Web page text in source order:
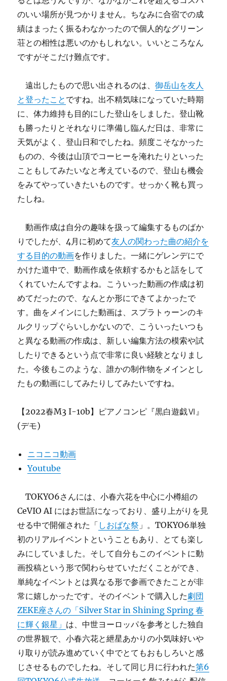
のいい場所が見つかりません。ちなみに合宿での成
績はまったく振るわなかったので個人的なグリーン
荘との相性は悪いのかもしれない。いいところなん
ですがそこだけ難点です。
遠出したもので思い出されるのは、御岳山を友人
と登ったこと ですね。出不精気味になっていた時期
に、体力維持も目的にした登山をしました。登山靴
も勝ったりとそれなりに準備し臨んだ日は、非常に
天気がよく、登山日和でしたね。頻度こそなかった
ものの、今後は山頂でコーヒーを淹れたりといった
こともしてみたいなと考えているので、登山も機会
をみてやっていきたいものです。せっかく靴も買っ
たしね。
動画作成は自分の趣味を扱って編集するものばか
りでしたが、4月に初めて友人の関わった曲の紹介を
する目的の動画を作りました。一緒にゲレンデにで
かけた道中で、動画作成を依頼するかもと話をして
くれていたんですよね。こういった動画の作成は初
めてだったので、なんとか形にできてよかったで
す。曲をメインにした動画は、スプラトゥーンのキ
ルクリップぐらいしかないので、こういったいつも
と異なる動画の作成は、新しい編集方法の模索や試
したりできるという点で非常に良い経験となりまし
た。今後もこのような、誰かの制作物をメインとし
たもの動画にしてみたりしてみたいですね。
【2022春M3 I-10b】ピアノコンピ『黒白遊戯Ⅵ』
(デモ)
ニコニコ動画
Youtube
TOKYO6さんには、小春六花を中心に小樽組の
CeVIO AI にはお世話になっており、盛り上がりを見
せる中で開催された「 しおばな祭 」。TOKYO6単独
初のリアルイベントということもあり、とても楽し
みにしていました。そして自分もこのイベントに動
画投稿という形で関わらせていただくことができ、
単純なイベントとは異なる形で参画できたことが非
常に嬉しかったです。そのイベントで購入した劇団
ZEKE座さんの「Silver Star in Shining Spring 春
に輝く銀星」 は、中世ヨーロッパを参考とした独自
の世界観で、小春六花と紲星あかりの小気味好いや
り取りが読み進めていく中でとてもおもしろいと感
じさせるものでしたね。そして同じ月に行われた第6